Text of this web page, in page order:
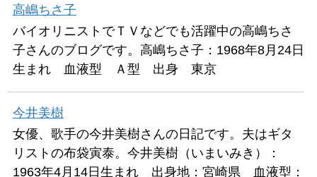
高嶋ちさ子
バイオリニストでＴＶなどでも活躍中の高嶋ちさ
子さんのブログです。高嶋ちさ子：1968年8月24日
生まれ 血液型 Ａ型 出身 東京
今井美樹
女優、歌手の今井美樹さんの日記です。夫はギタ
リストの布袋寅泰。今井美樹（いまいみき）：
1963年4月14日生まれ 出身地：宮崎県 血液型：